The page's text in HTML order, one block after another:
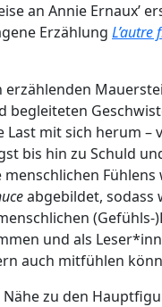
an Annie Ernaux’
Erzählung L’autre
erzählenden
begleiteten
Last mit sich herum –
bis hin zu Schuld
menschlichen
abgebildet, sodass
(Gefühls-
und als
auch mitfühlen
zu den